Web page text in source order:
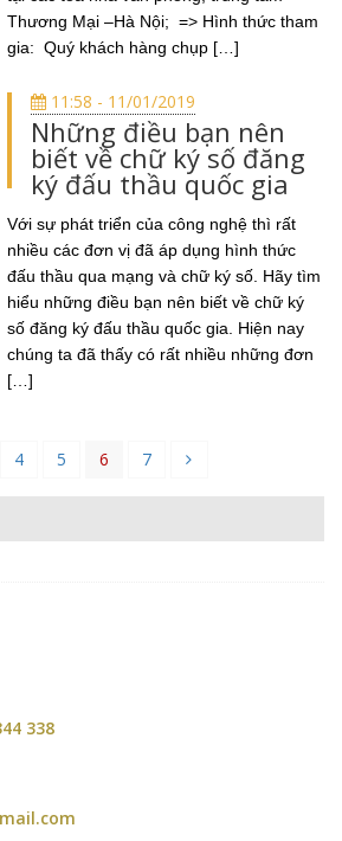
Thương Mại –Hà Nội; => Hình thức tham
gia: Quý khách hàng chụp […]
11:58 - 11/01/2019
Những điều bạn nên
biết về chữ ký số đăng
ký đấu thầu quốc gia
Với sự phát triển của công nghệ thì rất
nhiều các đơn vị đã áp dụng hình thức
đấu thầu qua mạng và chữ ký số. Hãy tìm
hiểu những điều bạn nên biết về chữ ký
số đăng ký đấu thầu quốc gia. Hiện nay
chúng ta đã thấy có rất nhiều những đơn
[…]
4 5 6 7
338